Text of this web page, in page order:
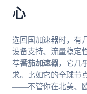
心
选回国加速器时，有
设备支持、流量稳定
荐番茄加速器，它几
求。比如它的全球节
——不管你在北美、